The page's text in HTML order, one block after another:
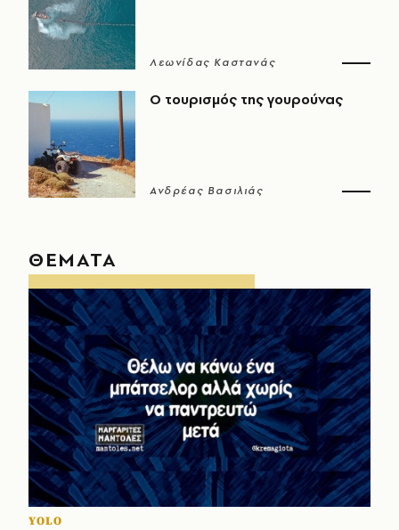
Λεωνίδας Καστανάς
Ο τουρισμός της γουρούνας
Ανδρέας Βασιλιάς
ΘΕΜΑΤΑ
YOLO